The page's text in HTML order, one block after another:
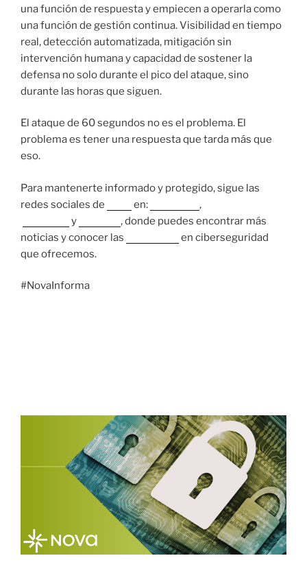
una función de respuesta y empiecen a operarla como
una función de gestión continua. Visibilidad en tiempo
real, detección automatizada, mitigación sin
intervención humana y capacidad de sostener la
defensa no solo durante el pico del ataque, sino
durante las horas que siguen.
El ataque de 60 segundos no es el problema. El
problema es tener una respuesta que tarda más que
eso.
Para mantenerte informado y protegido, sigue las
redes sociales de
en:
,
y
, donde puedes encontrar más
noticias y conocer las
en ciberseguridad
que ofrecemos.
#NovaInforma